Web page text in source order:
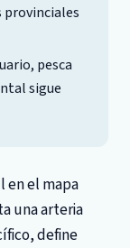
provinciales
pesca
sigue
en el mapa
una arteria
define